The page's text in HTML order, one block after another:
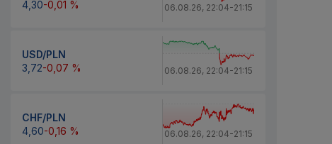
4,30-0,01 % 06.08.26, 22:04-21:15
USD/PLN
3,72-0,07 % 06.08.26, 22:04-21:15
CHF/PLN
4,60-0,16 % 06.08.26, 22:04-21:15